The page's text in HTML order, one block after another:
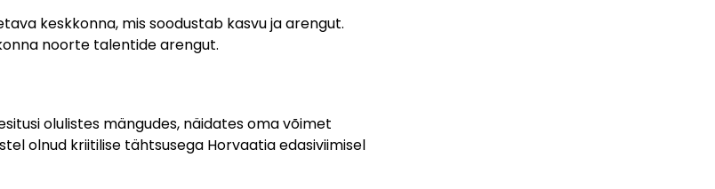
keskkonna, mis soodustab kasvu ja arengut.
noorte talentide arengut.
olulistes mängudes, näidates oma võimet
olnud kriitilise tähtsusega Horvaatia edasiviimisel